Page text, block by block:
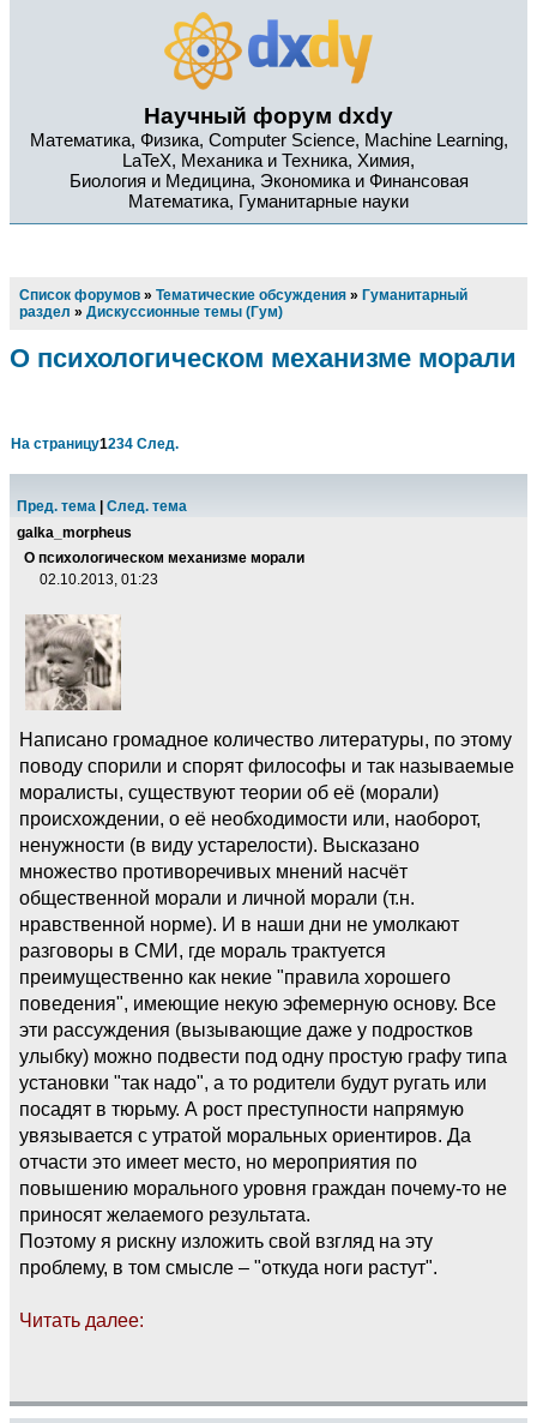
Научный форум dxdy
Математика, Физика, Computer Science, Machine Learning,
LaTeX, Механика и Техника, Химия,
Биология и Медицина, Экономика и Финансовая
Математика, Гуманитарные науки
Список форумов » Тематические обсуждения » Гуманитарный
раздел » Дискуссионные темы (Гум)
О психологическом механизме морали
На страницу1234 След.
Пред. тема
След. тема
galka_morpheus
О психологическом механизме морали
02.10.2013, 01:23
Написано громадное количество литературы, по этому
поводу спорили и спорят философы и так называемые
моралисты, существуют теории об её (морали)
происхождении, о её необходимости или, наоборот,
ненужности (в виду устарелости). Высказано
множество противоречивых мнений насчёт
общественной морали и личной морали (т.н.
нравственной норме). И в наши дни не умолкают
разговоры в СМИ, где мораль трактуется
преимущественно как некие "правила хорошего
поведения", имеющие некую эфемерную основу. Все
эти рассуждения (вызывающие даже у подростков
улыбку) можно подвести под одну простую графу типа
установки "так надо", а то родители будут ругать или
посадят в тюрьму. А рост преступности напрямую
увязывается с утратой моральных ориентиров. Да
отчасти это имеет место, но мероприятия по
повышению морального уровня граждан почему-то не
приносят желаемого результата.
Поэтому я рискну изложить свой взгляд на эту
проблему, в том смысле – "откуда ноги растут".
Читать далее: